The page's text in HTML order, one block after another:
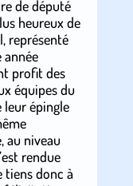
de député
heureux de
représenté
profit des
équipes du
leur épingle
au niveau
rendue
tiens donc à